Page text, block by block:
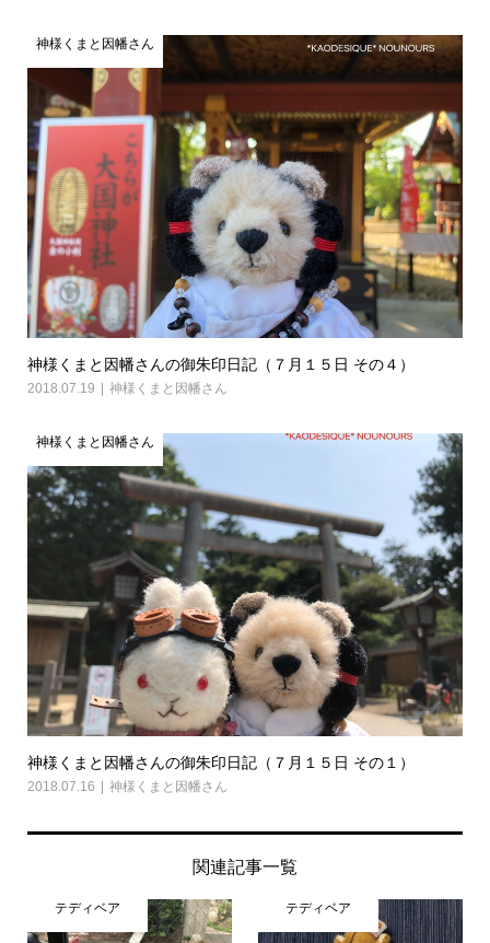
神様くまと因幡さん
神様くまと因幡さんの御朱印日記（７月１５日 その４）
2018.07.19 神様くまと因幡さん
神様くまと因幡さん
神様くまと因幡さんの御朱印日記（７月１５日 その１）
2018.07.16 神様くまと因幡さん
関連記事一覧
テディベア テディベア